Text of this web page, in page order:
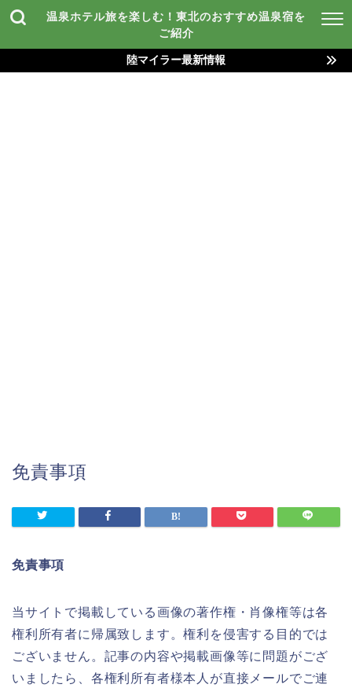
温泉ホテル旅を楽しむ！東北のおすすめ温泉宿を
ご紹介
陸マイラー最新情報
免責事項
免責事項
当サイトで掲載している画像の著作権・肖像権等は各
権利所有者に帰属致します。権利を侵害する目的では
ございません。記事の内容や掲載画像等に問題がござ
いましたら、各権利所有者様本人が直接メールでご連